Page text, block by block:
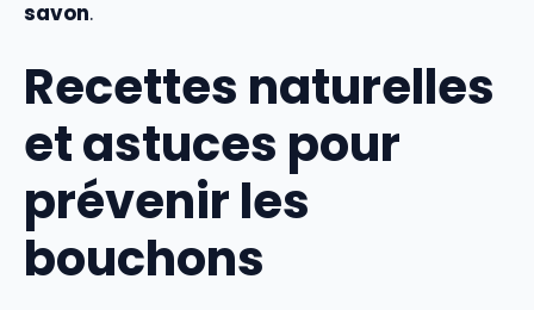
savon.
Recettes naturelles
et astuces pour
prévenir les
bouchons